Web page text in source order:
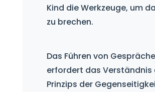
Kind die Werkzeuge, um
zu brechen.
Das Führen von
erfordert das Verständnis
Prinzips der